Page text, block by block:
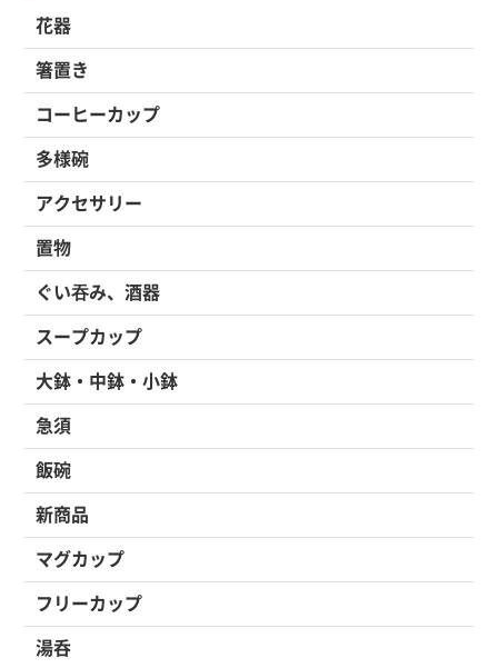
花器
箸置き
コーヒーカップ
多様碗
アクセサリー
置物
ぐい吞み、酒器
スープカップ
大鉢・中鉢・小鉢
急須
飯碗
新商品
マグカップ
フリーカップ
湯呑